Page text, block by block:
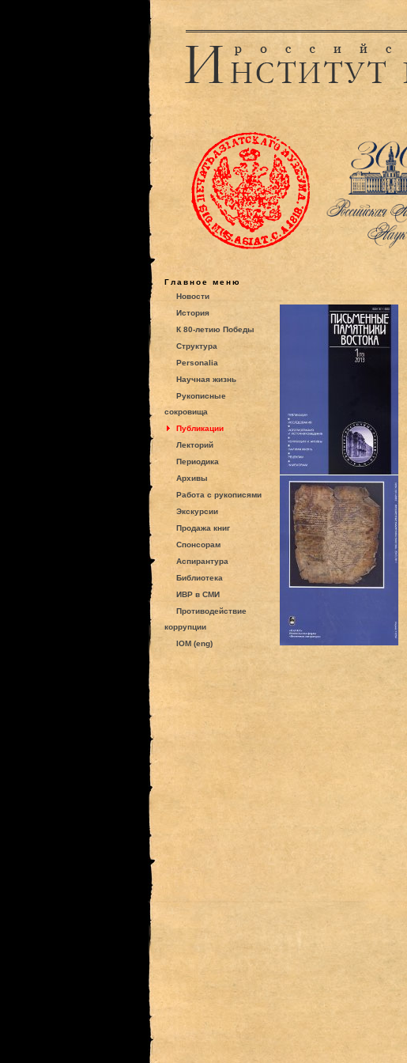
Главное меню
Новости
История
К 80-летию Победы
Структура
Personalia
Научная жизнь
Рукописные
сокровища
Публикации
Лекторий
Периодика
Архивы
Работа с рукописями
Экскурсии
Продажа книг
Спонсорам
Аспирантура
Библиотека
ИВР в СМИ
Противодействие
коррупции
IOM (eng)